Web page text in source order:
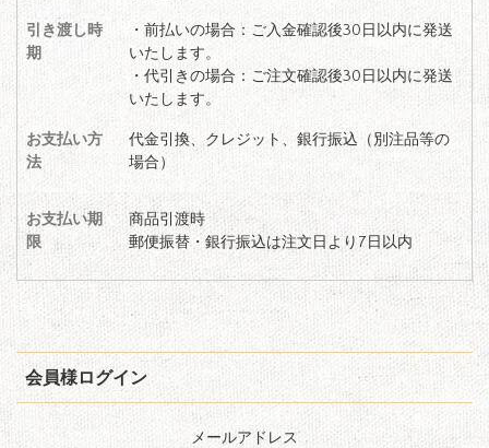
引き渡し時
期
・前払いの場合：ご入金確認後30日以内に発送
いたします。
・代引きの場合：ご注文確認後30日以内に発送
いたします。
お支払い方
法
代金引換、クレジット、銀行振込（別注品等の
場合）
お支払い期
限
商品引渡時
郵便振替・銀行振込は注文日より7日以内
会員様ログイン
メールアドレス